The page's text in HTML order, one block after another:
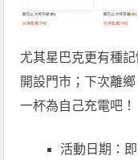
尤其星巴克更有種
開設門市；下次離
一杯為自己充電吧！
活動日期：